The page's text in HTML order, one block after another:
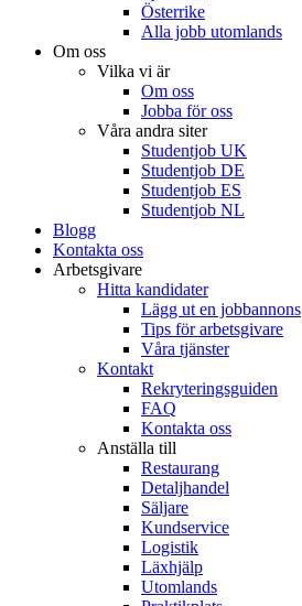
Österrike
Alla jobb utomlands
Om oss
Vilka vi är
Om oss
Jobba för oss
Våra andra siter
Studentjob UK
Studentjob DE
Studentjob ES
Studentjob NL
Blogg
Kontakta oss
Arbetsgivare
Hitta kandidater
Lägg ut en jobbannons
Tips för arbetsgivare
Våra tjänster
Kontakt
Rekryteringsguiden
FAQ
Kontakta oss
Anställa till
Restaurang
Detaljhandel
Säljare
Kundservice
Logistik
Läxhjälp
Utomlands